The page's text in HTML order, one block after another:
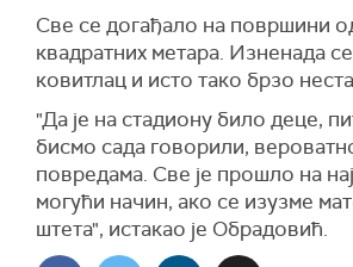
Све се догађало на површини
квадратних метара. Изненада
ковитлац и исто тако брзо
"Да је на стадиону било деце,
бисмо сада говорили,
повредама. Све је прошло на
могући начин, ако се изузме
штета", истакао је Обрадовић.